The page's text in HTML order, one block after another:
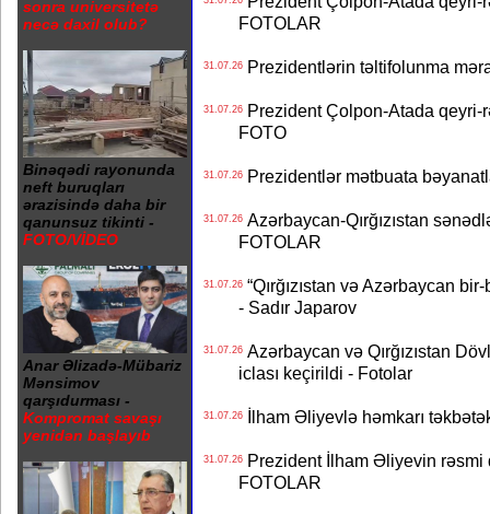
sonra universitetə
necə daxil olub?
Binəqədi rayonunda
neft buruqları
ərazisində daha bir
qanunsuz tikinti -
FOTO/VİDEO
Anar Əlizadə-Mübariz
Mənsimov
qarşıdurması -
Kompromat savaşı
yenidən başlayıb
FOTOLAR
31.07.26Prezidentlərin təltifolunma
31.07.26Prezident Çolpon-Atada qeyri-
FOTO
31.07.26Prezidentlər mətbuata
31.07.26Azərbaycan-Qırğızıstan
FOTOLAR
31.07.26“Qırğızıstan və Azərbaycan
- Sadır Japarov
31.07.26Azərbaycan və Qırğızıstan
iclası keçirildi - Fotolar
31.07.26İlham Əliyevlə həmkarı
31.07.26Prezident İlham Əliyevin rəsmi
FOTOLAR